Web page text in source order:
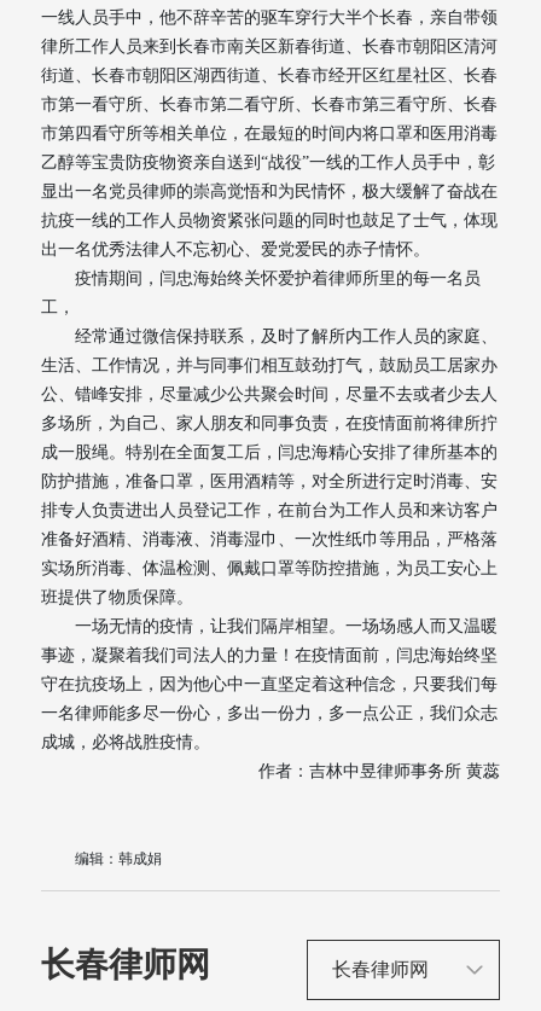
一线人员手中，他不辞辛苦的驱车穿行大半个长春，亲自带领
律所工作人员来到长春市南关区新春街道、长春市朝阳区清河
街道、长春市朝阳区湖西街道、长春市经开区红星社区、长春
市第一看守所、长春市第二看守所、长春市第三看守所、长春
市第四看守所等相关单位，在最短的时间内将口罩和医用消毒
乙醇等宝贵防疫物资亲自送到“战役”一线的工作人员手中，彰
显出一名党员律师的崇高觉悟和为民情怀，极大缓解了奋战在
抗疫一线的工作人员物资紧张问题的同时也鼓足了士气，体现
出一名优秀法律人不忘初心、爱党爱民的赤子情怀。
疫情期间，闫忠海始终关怀爱护着律师所里的每一名员
工，
经常通过微信保持联系，及时了解所内工作人员的家庭、
生活、工作情况，并与同事们相互鼓劲打气，鼓励员工居家办
公、错峰安排，尽量减少公共聚会时间，尽量不去或者少去人
多场所，为自己、家人朋友和同事负责，在疫情面前将律所拧
成一股绳。特别在全面复工后，闫忠海精心安排了律所基本的
防护措施，准备口罩，医用酒精等，对全所进行定时消毒、安
排专人负责进出人员登记工作，在前台为工作人员和来访客户
准备好酒精、消毒液、消毒湿巾、一次性纸巾等用品，严格落
实场所消毒、体温检测、佩戴口罩等防控措施，为员工安心上
班提供了物质保障。
一场无情的疫情，让我们隔岸相望。一场场感人而又温暖
事迹，凝聚着我们司法人的力量！在疫情面前，闫忠海始终坚
守在抗疫场上，因为他心中一直坚定着这种信念，只要我们每
一名律师能多尽一份心，多出一份力，多一点公正，我们众志
成城，必将战胜疫情。
作者：吉林中昱律师事务所 黄蕊
编辑：韩成娟
长春律师网